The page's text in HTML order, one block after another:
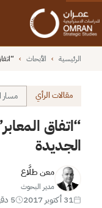
الرئيسية › الأبحاث ›
مقالات الرأي مسار
“اتفاق
الجديدة
معن طلَّاع
مدير البحوث
31 أكتوبر 2017 5 دقيقة قراءة